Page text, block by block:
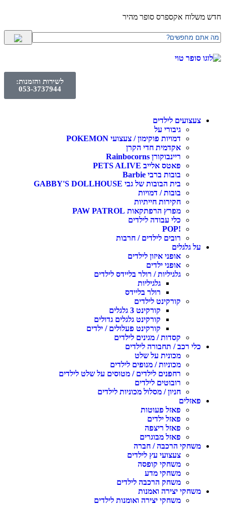
חדש משלוח אקספרס סופר מהיר
לשירות והזמנות:
053-3737944
צעצועים לילדים
גיבורי על
דמויות פוקימון / צעצועי POKEMON
אקדמית חדי הקרן
ריינבוקורן Rainbocorns
פאטס אלייב PETS ALIVE
בובות ברבי Barbie
בית הבובות של גבי GABBY'S DOLLHOUSE
בובות / דמויות
חקירות חייתיות
מפרץ הרפתקאות PAW PATROL
כלי עבודה לילדים
!POP
רובים לילדים / חרבות
על גלגלים
אופני איזון לילדים
אופני ילדים
גלגיליות / רולר בליידס לילדים
גלגיליות
רולר בליידס
קורקינט לילדים
קורקינט 3 גלגלים
קורקינט גלגלים גדולים
קורקינט פעלולים / ילדים
קסדות / מגינים לילדים
כלי רכב / תחבורה לילדים
מכונית על שלט
מכוניות / מנופים לילדים
רחפנים לילדים / מטוסים על שלט לילדים
רובוטים לילדים
חניון / מסלול מכוניות לילדים
פאזלים
פאזל פעוטות
פאזל ילדים
פאזל ריצפה
פאזל מבוגרים
משחקי הרכבה / חברה
צעצועי עץ לילדים
משחקי קופסה
משחקי מדע
משחק הרכבה לילדים
משחקי יצירה ואמנות
משחקי יצירה ואומנות לילדים